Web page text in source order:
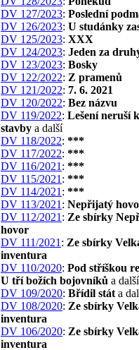
DV 127/2023: Poslední
DV 126/2023: U studánky
DV 125/2023: XXX
DV 124/2023: Jeden za
DV 123/2023: Bosky
DV 122/2022: Z pramenů
DV 121/2022: 7. 6. 2021
DV 120/2022: Bez názvu
DV 119/2022: Lešení neruší
stavby a další
DV 118/2022: ***
DV 117/2022: ***
DV 116/2021 : ***
DV 115/2021 : ***
DV 114/2021 : ***
DV 113/2021 : Nepřijatý
DV 112/2021 : Ze sbírky
hovor
DV 111/2021 : Ze sbírky
inventura
DV 110/2020: Pod stříškou
U tří božích bojovníků a další
DV 109/2020: Břídil stát a
DV 108/2020: Ze sbírky
inventura
DV 106/2020: Ze sbírky
inventura